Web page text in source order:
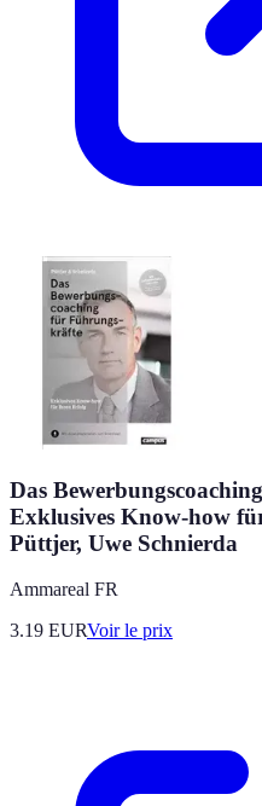
Das
Exklusives Know-how
Püttjer, Uwe Schnierda
Ammareal FR
3.19 EURVoir le prix